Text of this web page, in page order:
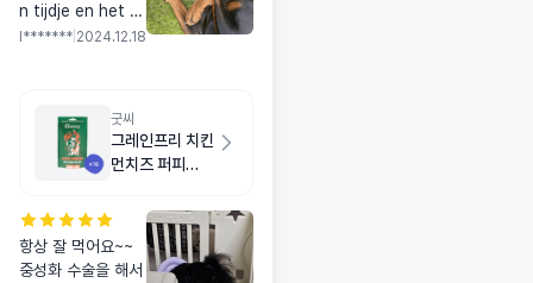
n tijdje en het w
erkt heel goed v
aar deze supple
menten gaan er
altijd goed in. Wi
vreden met de r
esultaten, het p
roduct doet wa
I******* 2024.12.18
굿씨
그레인프리 치킨
먼치즈 퍼피
항상 잘 먹어요~~
중성화 수술을 해서